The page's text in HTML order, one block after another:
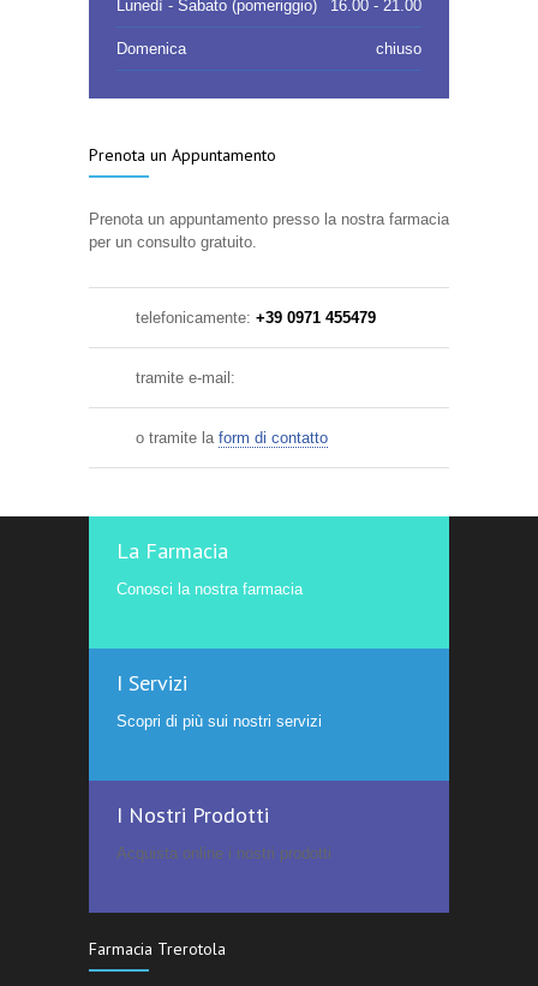
Lunedì - Sabato (pomeriggio) 16.00 - 21.00
Domenica chiuso
Prenota un Appuntamento
Prenota un appuntamento presso la nostra farmacia
per un consulto gratuito.
telefonicamente: +39 0971 455479
tramite e-mail:
o tramite la form di contatto
La Farmacia
Conosci la nostra farmacia
I Servizi
Scopri di più sui nostri servizi
I Nostri Prodotti
Acquista online i nostri prodotti
Farmacia Trerotola